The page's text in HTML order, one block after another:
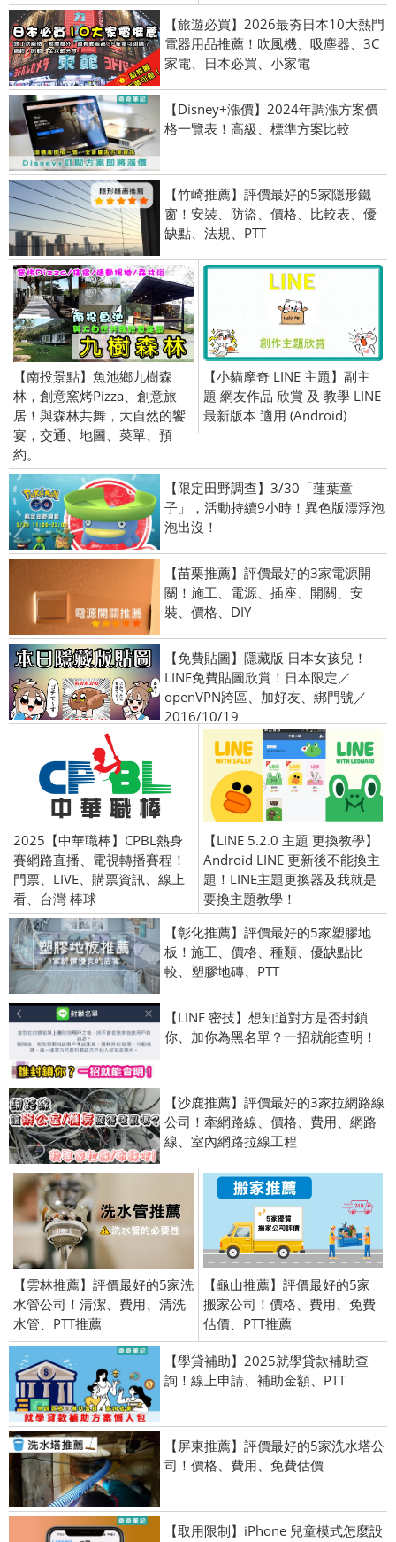
【旅遊必買】2026最夯日本10大熱門
電器用品推薦！吹風機、吸塵器、3C
家電、日本必買、小家電
【Disney+漲價】2024年調漲方案價
格一覽表！高級、標準方案比較
【竹崎推薦】評價最好的5家隱形鐵
窗！安裝、防盜、價格、比較表、優
缺點、法規、PTT
【南投景點】魚池鄉九樹森
林，創意窯烤Pizza、創意旅
居！與森林共舞，大自然的饗
宴，交通、地圖、菜單、預
約。
【小貓摩奇 LINE 主題】副主
題 網友作品 欣賞 及 教學 LINE
最新版本 適用 (Android)
【限定田野調查】3/30「蓮葉童
子」，活動持續9小時！異色版漂浮泡
泡出沒！
【苗栗推薦】評價最好的3家電源開
關！施工、電源、插座、開關、安
裝、價格、DIY
【免費貼圖】隱藏版 日本女孩兒！
LINE免費貼圖欣賞！日本限定／
openVPN跨區、加好友、綁門號／
2016/10/19
2025【中華職棒】CPBL熱身
賽網路直播、電視轉播賽程！
門票、LIVE、購票資訊、線上
看、台灣 棒球
【LINE 5.2.0 主題 更換教學】
Android LINE 更新後不能換主
題！LINE主題更換器及我就是
要換主題教學！
【彰化推薦】評價最好的5家塑膠地
板！施工、價格、種類、優缺點比
較、塑膠地磚、PTT
【LINE 密技】想知道對方是否封鎖
你、加你為黑名單？一招就能查明！
【沙鹿推薦】評價最好的3家拉網路線
公司！牽網路線、價格、費用、網路
線、室內網路拉線工程
【雲林推薦】評價最好的5家洗
水管公司！清潔、費用、清洗
水管、PTT推薦
【龜山推薦】評價最好的5家
搬家公司！價格、費用、免費
估價、PTT推薦
【學貸補助】2025就學貸款補助查
詢！線上申請、補助金額、PTT
【屏東推薦】評價最好的5家洗水塔公
司！價格、費用、免費估價
【取用限制】iPhone 兒童模式怎麼設